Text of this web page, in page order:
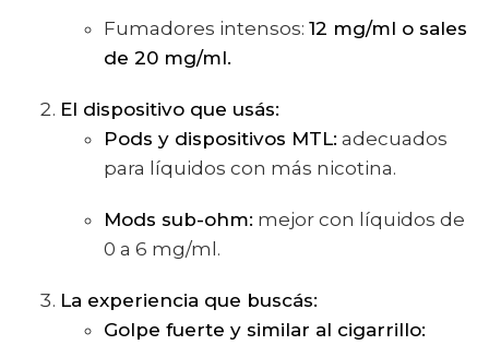
Fumadores intensos: 12 mg/ml o sales
de 20 mg/ml.
El dispositivo que usás:
Pods y dispositivos MTL: adecuados
para líquidos con más nicotina.
Mods sub-ohm: mejor con líquidos de
0 a 6 mg/ml.
La experiencia que buscás:
Golpe fuerte y similar al cigarrillo: